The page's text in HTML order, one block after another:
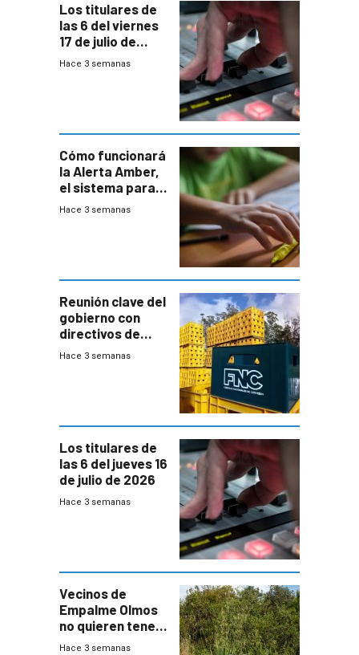
Los titulares de
las 6 del viernes
17 de julio de
2026
Hace 3 semanas
Cómo funcionará
la Alerta Amber,
el sistema para
la búsqueda
Hace 3 semanas
Reunión clave del
gobierno con
directivos de
Fábricas
Hace 3 semanas
Los titulares de
las 6 del jueves 16
de julio de 2026
Hace 3 semanas
Vecinos de
Empalme Olmos
no quieren tener
cerca una planta
Hace 3 semanas